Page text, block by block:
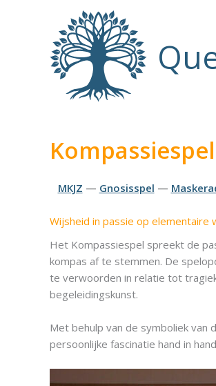
MKJZ — Gnosisspel —
Wijsheid in passie op
Het Kompassiespel spreekt de
kompas af te stemmen. De
te verwoorden in relatie tot
begeleidingskunst.
Met behulp van de symboliek van
persoonlijke fascinatie hand in